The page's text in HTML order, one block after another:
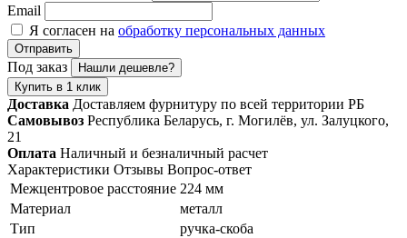
Email
Я согласен на обработку персональных данных
Отправить
Под заказ
Нашли дешевле?
Купить в 1 клик
Доставка Доставляем фурнитуру по всей территории РБ
Самовывоз Республика Беларусь, г. Могилёв, ул. Залуцкого,
21
Оплата Наличный и безналичный расчет
Характеристики Отзывы Вопрос-ответ
Межцентровое расстояние 224 мм
Материал
металл
Тип
ручка-скоба